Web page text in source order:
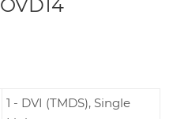
1 - DVI (TMDS), Single